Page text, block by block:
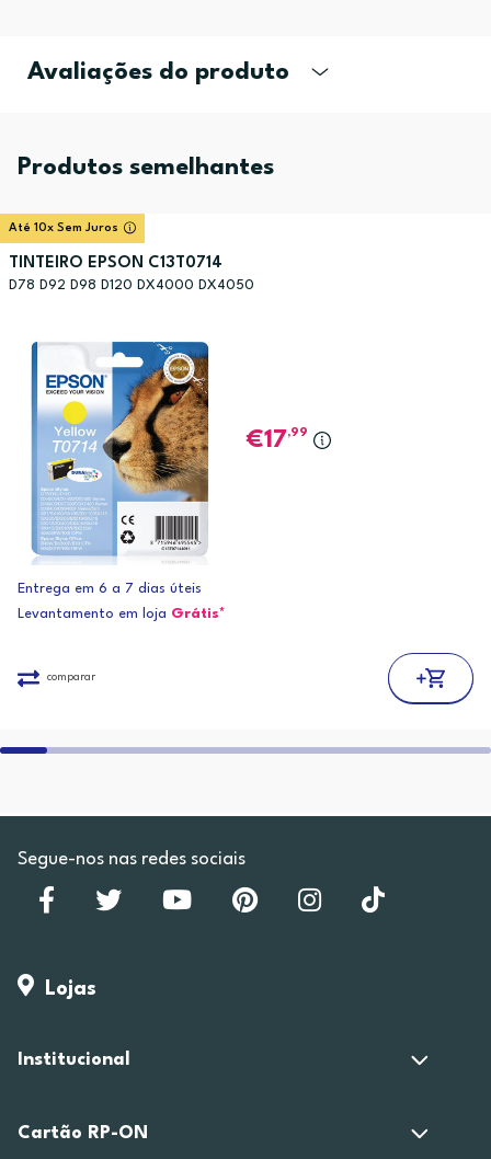
Avaliações do produto
Produtos semelhantes
Até 10x Sem Juros
TINTEIRO EPSON C13T0714
D78 D92 D98 D120 DX4000 DX4050
17,99
Entrega em 6 a 7 dias úteis
Levantamento em loja Grátis*
comparar
Segue-nos nas redes sociais
Lojas
Institucional
Cartão RP-ON